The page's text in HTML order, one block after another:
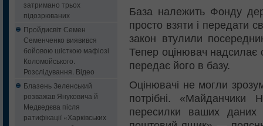
затримано трьох
підозрюваних
Пройдисвіт Семен
Семенченко виявився
бойовою шісткою мафіозі
Коломойського.
Розслідування. Відео
Блазень Зеленський
розважав Януковича й
Медведєва після
ратифікації «Харківських
База належить Фонду
просто взяти і передати
закон втулили
Тепер оцінювач надсилає
передає його в базу.
Оцінювачі не могли
потрібні. «Майданчики
пересилки ваших